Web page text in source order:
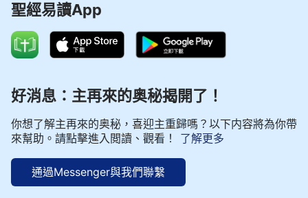
聖經易讀App
好消息：主再來的奥秘揭開了！
你想了解主再來的奥秘，喜迎主重歸嗎？以下内容將為你帶
來幫助。請點擊進入閲讀、觀看！
了解更多
通過Messenger與我們聯繫